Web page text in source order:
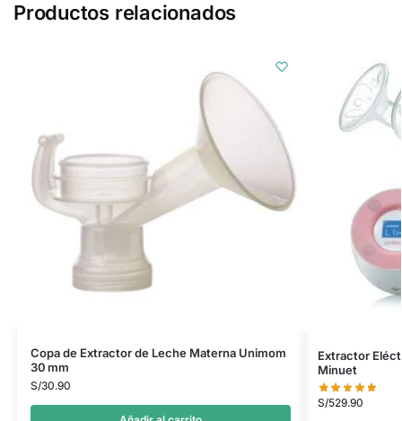
Productos relacionados
Copa de Extractor de Leche Materna Unimom
30 mm
S/30.90
Extractor
Minuet
S/529.90